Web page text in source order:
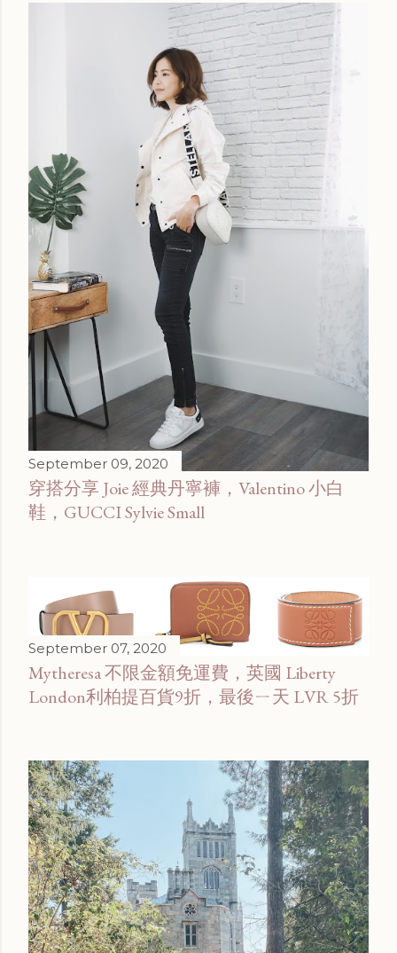
September 09, 2020
穿搭分享 Joie 經典丹寧褲，Valentino 小白
鞋，GUCCI Sylvie Small
September 07, 2020
Mytheresa 不限金額免運費，英國 Liberty
London利柏提百貨9折，最後ㄧ天 LVR 5折